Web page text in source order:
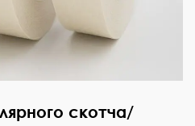
скотча/